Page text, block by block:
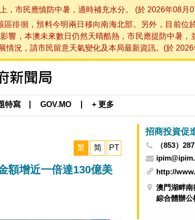
市民應慎防中暑，適時補充水分。 (於 2026年08月
徘徊，預料今明兩日移向南海北部。另外，目前位
響，本澳未來數日仍然天晴酷熱，市民應提防中暑，
況，請市民留意天氣變化及本局最新資訊。(於
特寫 GOV.MO + 更多
繁 简 PT
額增近一倍達130億美
招商投資促
（853）
http://
澳門湖畔
綜合體辦